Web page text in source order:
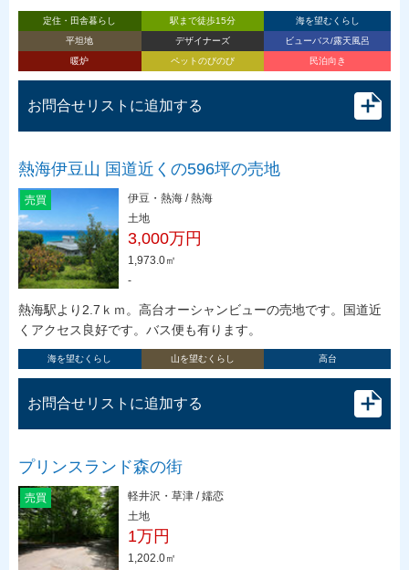
定住・田舎暮らし 駅まで徒歩15分
海を望むくらし
平坦地
デザイナーズ
ビューバス/露天風呂
暖炉
ペットのびのび 民泊向き
お問合せリストに追加する
熱海伊豆山 国道近くの596坪の売地
売買
伊豆・熱海 / 熱海
土地
3,000万円
1,973.0㎡
-
熱海駅より2.7ｋｍ。高台オーシャンビューの売地です。国道近
くアクセス良好です。バス便も有ります。
海を望むくらし 山を望むくらし 高台
お問合せリストに追加する
プリンスランド森の街
売買
軽井沢・草津 / 嬬恋
土地
1万円
1,202.0㎡